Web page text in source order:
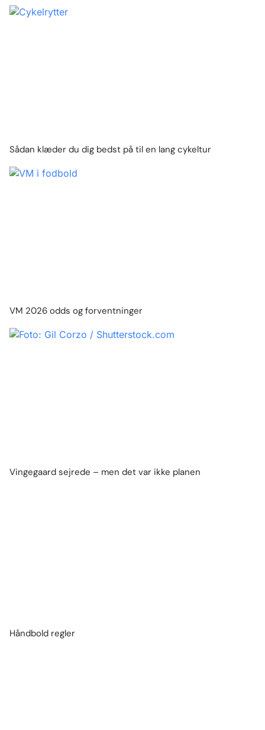
Sådan klæder du dig bedst på til en lang cykeltur
VM 2026 odds og forventninger
Vingegaard sejrede – men det var ikke planen
Håndbold regler